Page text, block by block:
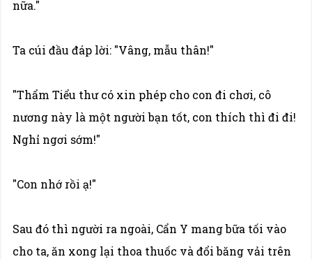
nữa."
Ta cúi đầu đáp lời: "Vâng, mẫu thân!"
"Thẩm Tiểu thư có xin phép cho con đi chơi, cô
nương này là một người bạn tốt, con thích thì đi đi!
Nghỉ ngơi sớm!"
"Con nhớ rồi ạ!"
Sau đó thì người ra ngoài, Cẩn Y mang bữa tối vào
cho ta, ăn xong lại thoa thuốc và đổi băng vải trên